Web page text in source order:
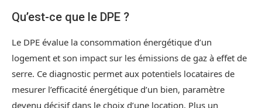
Qu’est-ce que le DPE ?
Le DPE évalue la consommation énergétique d’un
logement et son impact sur les émissions de gaz à effet de
serre. Ce diagnostic permet aux potentiels locataires de
mesurer l’efficacité énergétique d’un bien, paramètre
devenu décisif dans le choix d’une location. Plus un